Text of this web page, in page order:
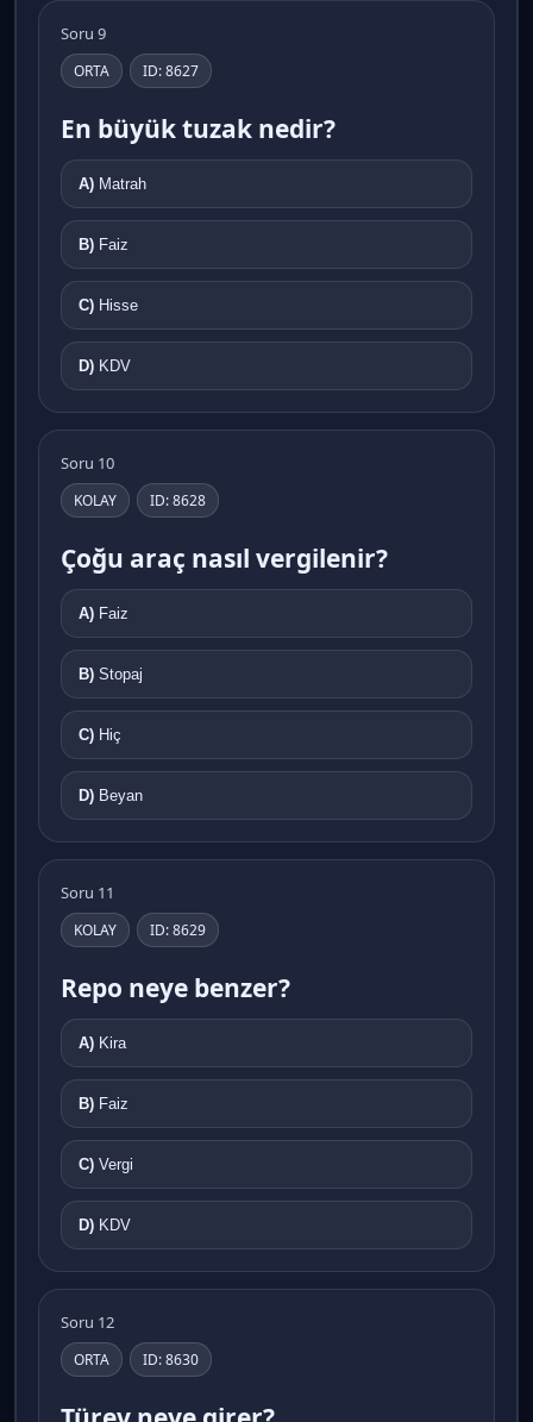
Soru 9
ORTA ID: 8627
En büyük tuzak nedir?
A) Matrah
B) Faiz
C) Hisse
D) KDV
Soru 10
KOLAY ID: 8628
Çoğu araç nasıl vergilenir?
A) Faiz
B) Stopaj
C) Hiç
D) Beyan
Soru 11
KOLAY ID: 8629
Repo neye benzer?
A) Kira
B) Faiz
C) Vergi
D) KDV
Soru 12
ORTA ID: 8630